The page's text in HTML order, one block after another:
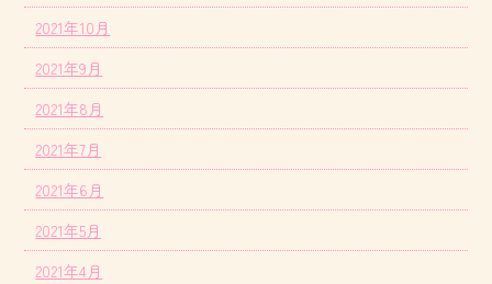
2021年10月
2021年9月
2021年8月
2021年7月
2021年6月
2021年5月
2021年4月